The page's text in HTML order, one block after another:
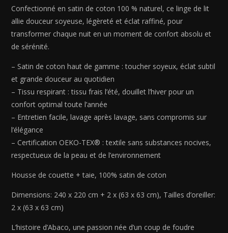
de
coton
-
Symphonie
classique
Blanc
220
cm
+
x
(63
x
cm)
Confectionné en satin de coton 100 % naturel, ce linge de lit
allie douceur soyeuse, légèreté et éclat raffiné, pour
transformer chaque nuit en un moment de confort absolu et
de sérénité.
– Satin de coton haut de gamme : toucher soyeux, éclat subtil
et grande douceur au quotidien
– Tissu respirant : tissu frais l’été, douillet l’hiver pour un
confort optimal toute l’année
– Entretien facile, lavage après lavage, sans compromis sur
l’élégance
– Certification OEKO-TEX® : textile sans substances nocives,
respectueux de la peau et de l’environnement
Housse de couette + taie, 100% satin de coton
Dimensions: 240 x 220 cm + 2 x (63 x 63 cm), Tailles d’oreiller:
2 x (63 x 63 cm)
L’histoire d’Abaco, une passion née d’un coup de foudre